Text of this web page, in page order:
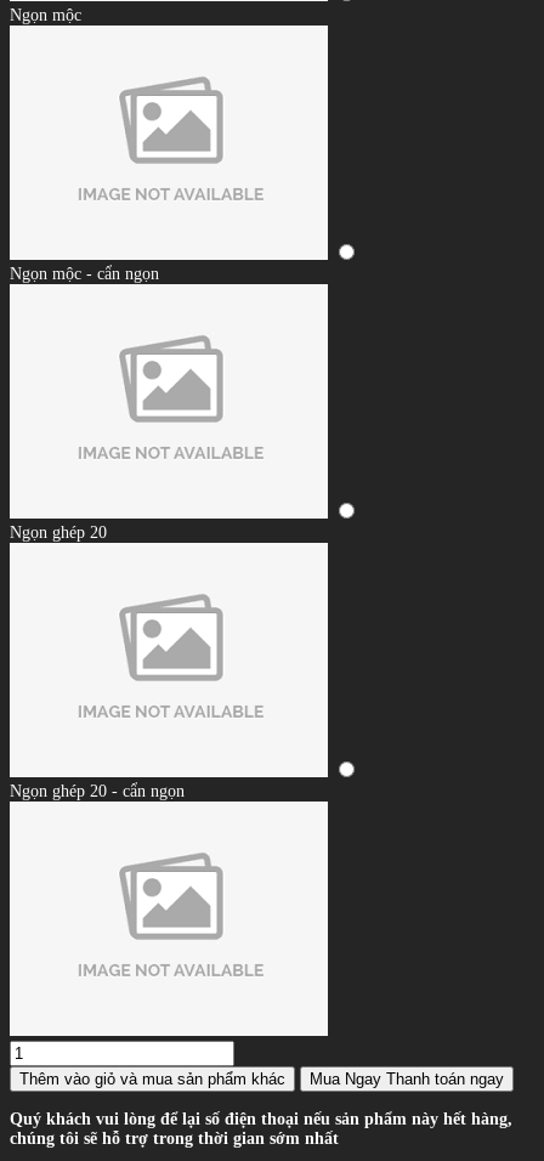
Ngọn mộc
Ngọn mộc - cẩn ngọn
Ngọn ghép 20
Ngọn ghép 20 - cẩn ngọn
Thêm vào giỏ và mua sản phẩm khác Mua Ngay Thanh toán ngay
Quý khách vui lòng để lại số điện thoại nếu sản phẩm này hết hàng,
chúng tôi sẽ hỗ trợ trong thời gian sớm nhất